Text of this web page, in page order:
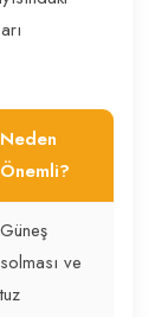
Neden
Önemli?
Güneş
solması ve
tuz